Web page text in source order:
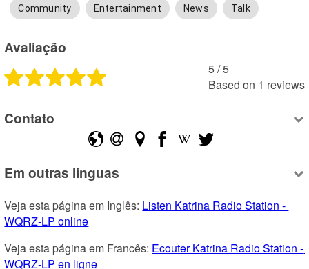
Community Entertainment News Talk
Avaliação
5 /5
Based on 1 reviews
Contato
Em outras línguas
Veja esta página em Inglês: Listen Katrina Radio Station -
WQRZ-LP online
Veja esta página em Francês: Ecouter Katrina Radio Station -
WQRZ-LP en ligne